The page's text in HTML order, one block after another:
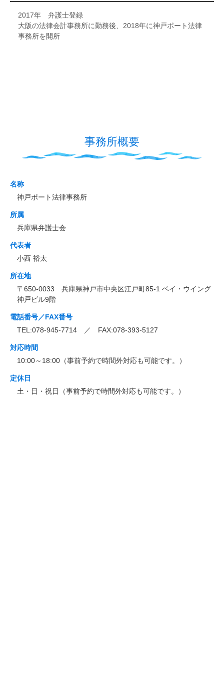
2017年 弁護士登録
大阪の法律会計事務所に勤務後、2018年に神戸ポート法律
事務所を開所
事務所概要
名称
神戸ポート法律事務所
所属
兵庫県弁護士会
代表者
小西 裕太
所在地
〒650-0033 兵庫県神戸市中央区江戸町85-1 ベイ・ウイング
神戸ビル9階
電話番号／FAX番号
TEL:078-945-7714 ／ FAX:078-393-5127
対応時間
10:00～18:00（事前予約で時間外対応も可能です。）
定休日
土・日・祝日（事前予約で時間外対応も可能です。）